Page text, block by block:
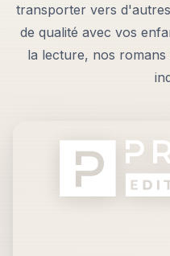
transporter vers
de qualité avec vos
la lecture, nos